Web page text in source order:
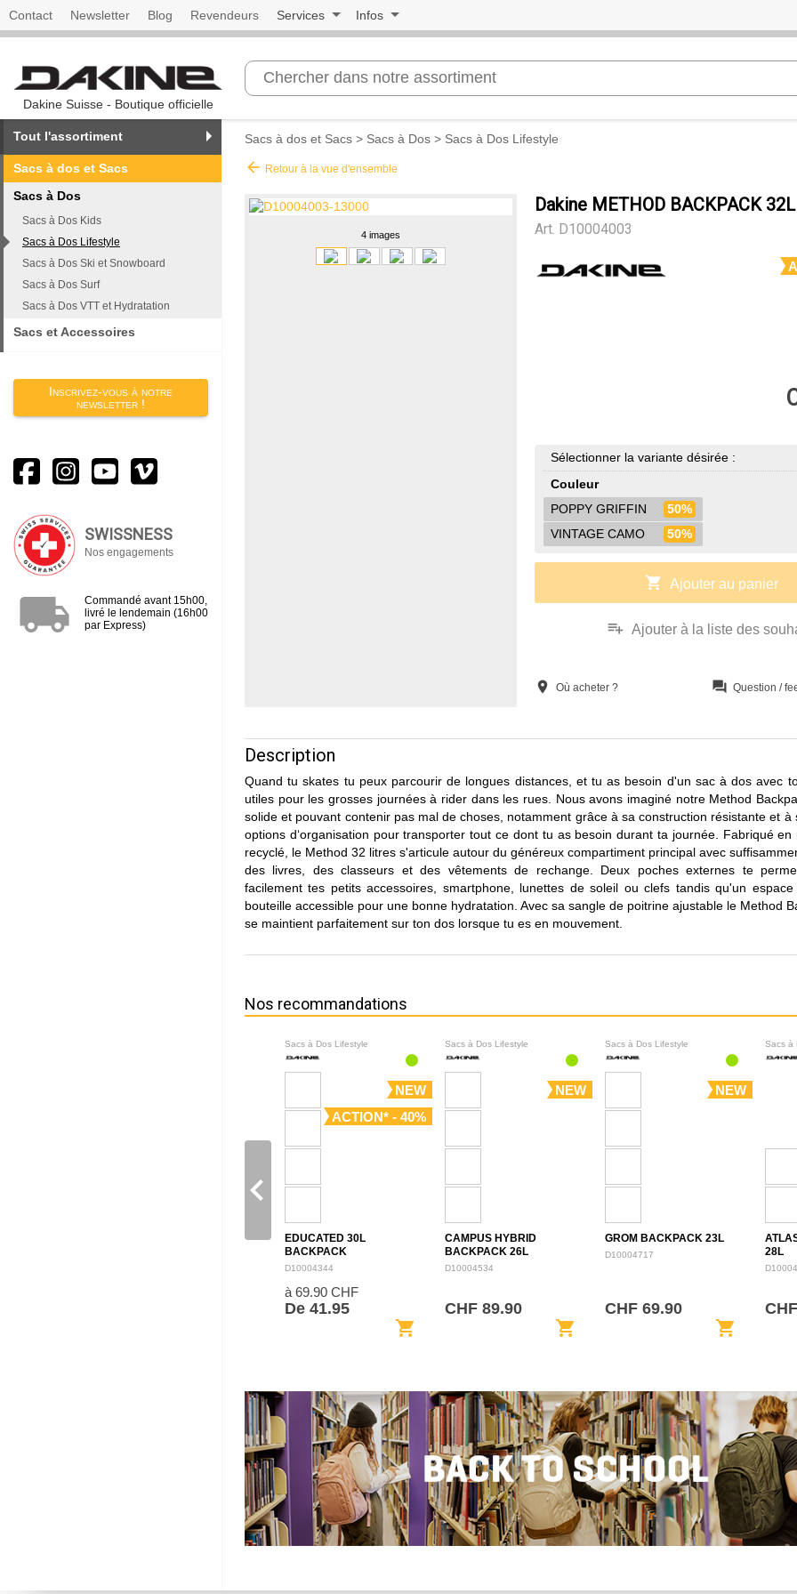
Contact Newsletter Blog Revendeurs Services Infos
Dakine Suisse - Boutique officielle
Tout l'assortiment
Sacs à dos et Sacs
Sacs à Dos
Sacs à Dos Kids
Sacs à Dos Lifestyle
Sacs à Dos Ski et Snowboard
Sacs à Dos Surf
Sacs à Dos VTT et Hydratation
Sacs et Accessoires
Inscrivez-vous à notre
newsletter !
SWISSNESS
Nos engagements
local_shipping
Commandé avant 15h00,
livré le lendemain (16h00
par Express)
Sacs à dos et Sacs > Sacs à Dos > Sacs à Dos Lifestyle
arrow_back Retour à la vue d'ensemble
4 images
Dakine METHOD BACKPACK 32L
Art. D10004003
Sélectionner la variante désirée :
Couleur
POPPY GRIFFIN
50%
VINTAGE CAMO
50%
shopping_cart Ajouter au panier
playlist_add Ajouter à la liste des
location_on Où acheter ? question_answer Question /
Description
Quand tu skates tu peux parcourir de longues distances, et tu as besoin d'un sac à dos avec
utiles pour les grosses journées à rider dans les rues. Nous avons imaginé notre Method
solide et pouvant contenir pas mal de choses, notamment grâce à sa construction résistante et à
options d‘organisation pour transporter tout ce dont tu as besoin durant ta journée. Fabriqué en
recyclé, le Method 32 litres s'articule autour du généreux compartiment principal avec
des livres, des classeurs et des vêtements de rechange. Deux poches externes te
facilement tes petits accessoires, smartphone, lunettes de soleil ou clefs tandis qu'un
bouteille accessible pour une bonne hydratation. Avec sa sangle de poitrine ajustable le Method
se maintient parfaitement sur ton dos lorsque tu es en mouvement.
Nos recommandations
Sacs à Dos Lifestyle
NEW
ACTION* - 40%
EDUCATED 30L
BACKPACK
D10004344
à 69.90 CHF
De 41.95
shopping_cart
Sacs à Dos Lifestyle
NEW
CAMPUS HYBRID
BACKPACK 26L
D10004534
CHF 89.90
shopping_cart
Sacs à Dos Lifestyle
NEW
GROM BACKPACK 23L
D10004717
CHF 69.90
shopping_cart
Sacs à
28L
navigate_before